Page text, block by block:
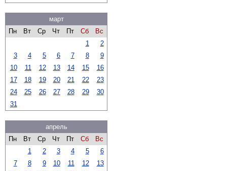
март
Пн
Вт Ср Чт Пт Сб
Вс
1
2
3
4 5 6 7 8
9
10
11 12 13 14 15
16
17
18 19 20 21 22
23
24
25 26 27 28 29
30
31
апрель
Пн
Вт Ср Чт Пт Сб
Вс
1
2 3 4 5
6
7
8 9 10 11 12
13